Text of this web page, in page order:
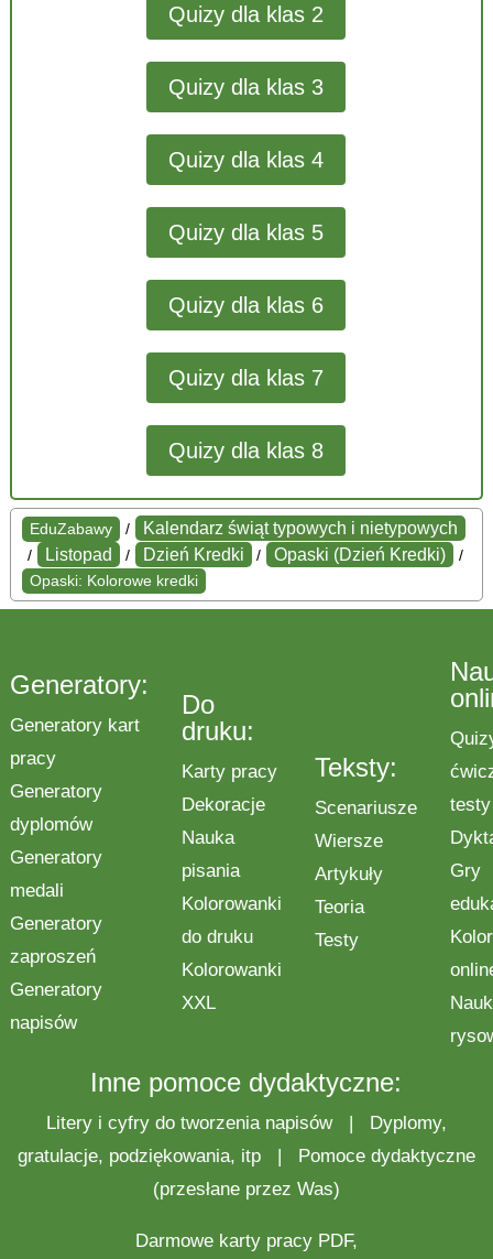
Quizy dla klas 2
Quizy dla klas 3
Quizy dla klas 4
Quizy dla klas 5
Quizy dla klas 6
Quizy dla klas 7
Quizy dla klas 8
EduZabawy / Kalendarz świąt typowych i nietypowych
/ Listopad / Dzień Kredki / Opaski (Dzień Kredki)
/
Opaski: Kolorowe kredki
Generatory:
Generatory kart
pracy
Generatory
dyplomów
Generatory
medali
Generatory
zaproszeń
Generatory
napisów
Do
druku:
Karty pracy
Dekoracje
Nauka
pisania
Kolorowanki
do druku
Kolorowanki
XXL
Teksty:
Scenariusze
Wiersze
Artykuły
Teoria
Testy
testy
Gry
Inne pomoce dydaktyczne:
Litery i cyfry do tworzenia napisów| Dyplomy,
gratulacje, podziękowania, itp| Pomoce dydaktyczne
(przesłane przez Was)
Darmowe karty pracyPDF,